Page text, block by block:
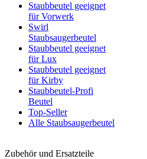
Staubbeutel geeignet
für Vorwerk
Swirl
Staubsaugerbeutel
Staubbeutel geeignet
für Lux
Staubbeutel geeignet
für Kirby
Staubbeutel-Profi
Beutel
Top-Seller
Alle Staubsaugerbeutel
Zubehör und Ersatzteile